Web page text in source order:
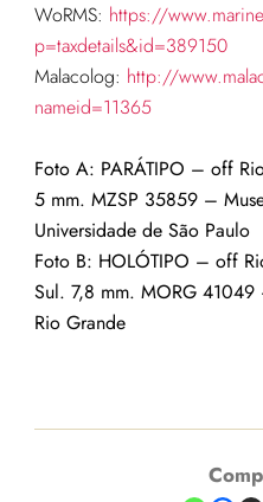
WoRMS: https://
p=taxdetails&id=389150
Malacolog: http://
nameid=11365
Foto A: PARÁTIPO – off
5 mm. MZSP 35859 –
Universidade de São Paulo
Foto B: HOLÓTIPO – off
Sul. 7,8 mm. MORG 41049
Rio Grande